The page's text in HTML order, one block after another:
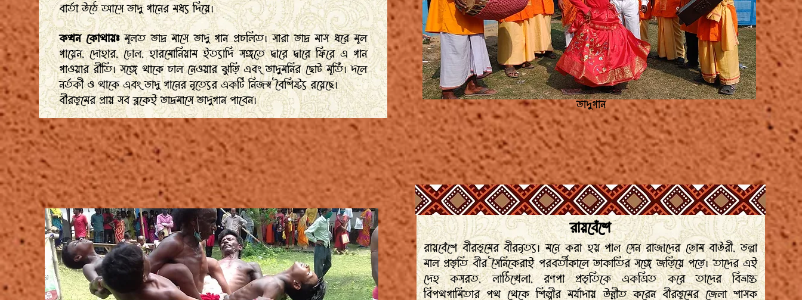
বার্তা উঠে আসে ভাদু গানের মধ্য দিয়ে।
কখন কোথায়ঃমূলত ভাদ্র মাসে ভাদু গান প্রচলিত। সারা ভাদ্র মাস ধরে মূল
গায়েন, দোহার, ঢোল, হারমোনিয়াম ইত্যাদি সঙ্গতে দ্বারে দ্বারে ফিরে এ গান
গাওয়ার রীতি। সঙ্গে থাকে চাল নেওয়ার ঝুড়ি এবং ভাদুমনির ছোট মূর্তি। দলে
নর্তকী ও থাকে এবং ভাদু গানের নৃত্যের একটি নিজস্ব বৈশিষ্ট্য রয়েছে।
বীরভূমের প্রায় সব ব্লকেই ভাদ্রমাসে ভাদুগান পাবেন।
ভাদুগান
রায়বেঁশে
রায়বেঁশে বীরভূমের বীরনৃত্য। মনে করা হয় পাল সেন রাজাদের ডোম বাউরী, ভল্লা
মাল প্রভৃতি বীর সৈনিকেরাই পরবর্তীকালে ডাকাতির সঙ্গে জড়িয়ে পড়ে। তাদের এই
দেহ কসরত, লাঠিখেলা, রণপা প্রভৃতিকে একত্রিত করে তাদের বিভ্রান্ত
বিপথগামিতার পথ থেকে শিল্পীর মর্যাদায় উন্নীত করেন বীরভূমের জেলা শাসক